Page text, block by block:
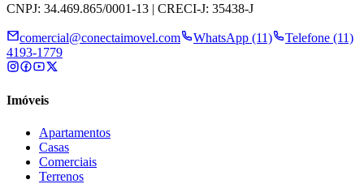
CNPJ: 34.469.865/0001-13 | CRECI-J: 35438-J
comercial@conectaimovel.com WhatsApp (11)
Telefone (11)
4193-1779
Imóveis
Apartamentos
Casas
Comerciais
Terrenos